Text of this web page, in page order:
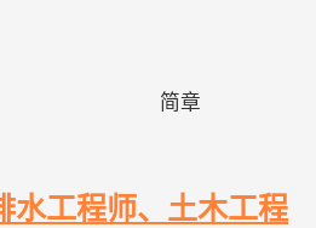
简章
水工程师、土木工程